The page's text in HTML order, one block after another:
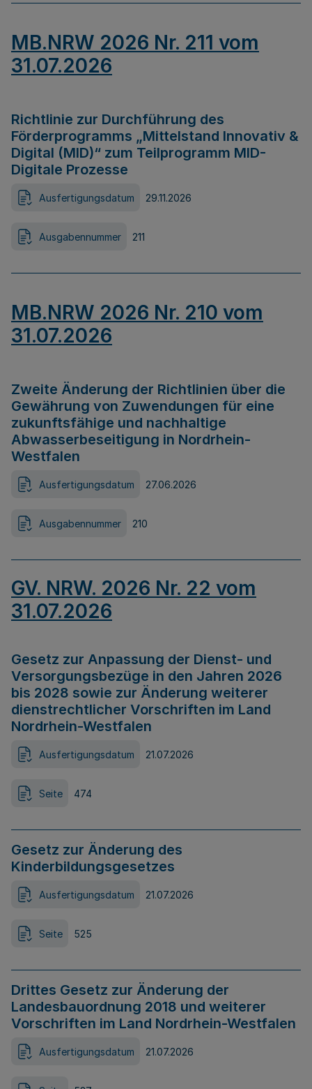
MB.NRW 2026 Nr. 211 vom
31.07.2026
Richtlinie zur Durchführung des
Förderprogramms „Mittelstand Innovativ &
Digital (MID)“ zum Teilprogramm MID-
Digitale Prozesse
Ausfertigungsdatum 29.11.2026
Ausgabennummer 211
MB.NRW 2026 Nr. 210 vom
31.07.2026
Zweite Änderung der Richtlinien über die
Gewährung von Zuwendungen für eine
zukunftsfähige und nachhaltige
Abwasserbeseitigung in Nordrhein-
Westfalen
Ausfertigungsdatum 27.06.2026
Ausgabennummer 210
GV. NRW. 2026 Nr. 22 vom
31.07.2026
Gesetz zur Anpassung der Dienst- und
Versorgungsbezüge in den Jahren 2026
bis 2028 sowie zur Änderung weiterer
dienstrechtlicher Vorschriften im Land
Nordrhein-Westfalen
Ausfertigungsdatum 21.07.2026
Seite 474
Gesetz zur Änderung des
Kinderbildungsgesetzes
Ausfertigungsdatum 21.07.2026
Seite 525
Drittes Gesetz zur Änderung der
Landesbauordnung 2018 und weiterer
Vorschriften im Land Nordrhein-Westfalen
Ausfertigungsdatum 21.07.2026